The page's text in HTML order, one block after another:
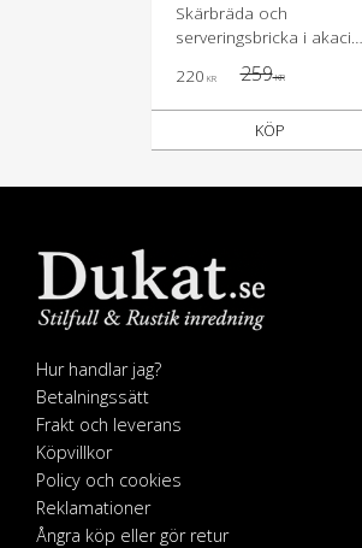
Skärbräda och
serveringsbricka i akacia
- variationer förekommer
i trämönstret från bräda
till bräda
220 KR 259KR
KÖP
Hur handlar jag?
Betalningssätt
Frakt och leverans
Köpvillkor
Policy och cookies
Reklamationer
Ångra köp eller gör retur